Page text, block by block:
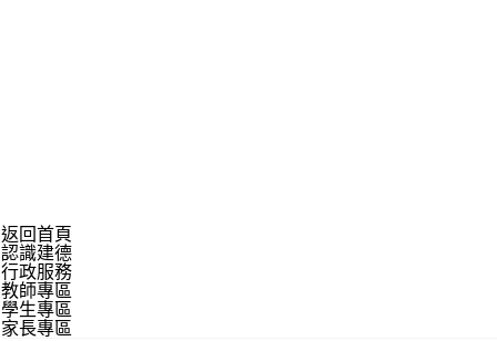
返回首頁
認識建德
行政服務
教師專區
學生專區
家長專區